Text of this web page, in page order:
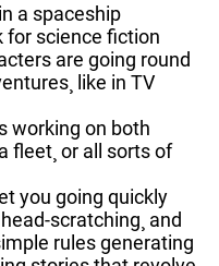
a spaceship
for science fiction
are going round
like in TV
working on both
fleet¸ or all sorts of
you going quickly
scratching¸ and
rules generating